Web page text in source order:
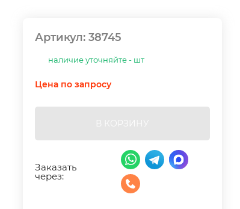
Артикул:38745
наличие уточняйте - шт
Цена по запросу
В КОРЗИНУ
Заказать
через: